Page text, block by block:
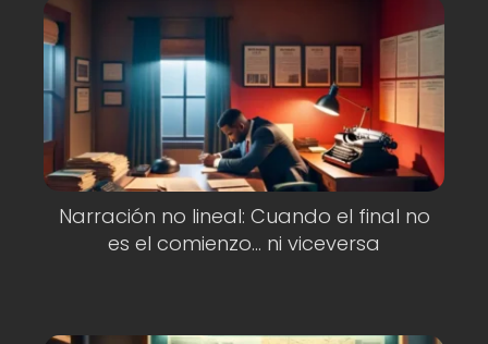
Narración no lineal: Cuando el final no
es el comienzo... ni viceversa